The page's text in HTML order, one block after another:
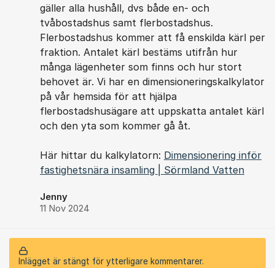
gäller alla hushåll, dvs både en- och
tvåbostadshus samt flerbostadshus.
Flerbostadshus kommer att få enskilda kärl per
fraktion. Antalet kärl bestäms utifrån hur
många lägenheter som finns och hur stort
behovet är. Vi har en dimensioneringskalkylator
på vår hemsida för att hjälpa
flerbostadshusägare att uppskatta antalet kärl
och den yta som kommer gå åt.
Här hittar du kalkylatorn: Dimensionering inför
fastighetsnära insamling | Sörmland Vatten
Jenny
11 Nov 2024
Inlägget är stängt för ytterligare kommentarer.